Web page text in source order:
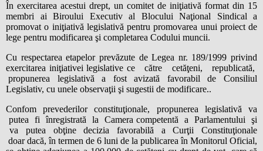
În exercitarea acestui drept, un comitet de iniţiativă format din 15
membri ai Biroului Executiv al Blocului Naţional Sindical a
promovat o iniţiativă legislativă pentru promovarea unui proiect de
lege pentru modificarea şi completarea Codului muncii.
Cu respectarea etapelor prevăzute de Legea nr. 189/1999 privind
exercitarea iniţiativei legislative ce către cetăţeni, republicată,
propunerea legislativă a fost avizată favorabil de Consiliul
Legislativ, cu unele observaţii şi sugestii de modificare..
Confom prevederilor constituţionale, propunerea legislativă va
putea fi înregistrată la Camera competentă a Parlamentului şi
va putea obţine decizia favorabilă a Curţii Constituţionale
doar dacă, în termen de 6 luni de la publicarea în Monitorul Oficial,